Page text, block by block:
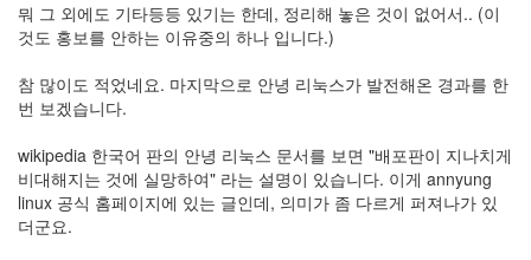
뭐 그 외에도 기타등등 있기는 한데, 정리해 놓은 것이 없어서.. (이
것도 홍보를 안하는 이유중의 하나 입니다.)
참 많이도 적었네요. 마지막으로 안녕 리눅스가 발전해온 경과를 한
번 보겠습니다.
wikipedia 한국어 판의 안녕 리눅스 문서를 보면 "배포판이 지나치게
비대해지는 것에 실망하여" 라는 설명이 있습니다. 이게 annyung
linux 공식 홈페이지에 있는 글인데, 의미가 좀 다르게 퍼져나가 있
더군요.
Recent
Posts
Daweikala
AA
Li-
ion
3800...